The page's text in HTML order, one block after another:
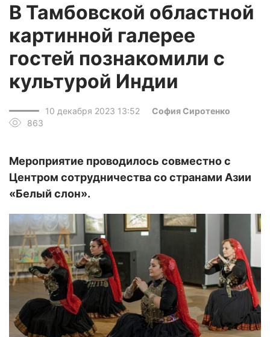
В Тамбовской областной
картинной галерее
гостей познакомили с
культурой Индии
10 декабря 2023 13:52
София Сиротенко
863
Мероприятие проводилось совместно с
Центром сотрудничества со странами Азии
«Белый слон».